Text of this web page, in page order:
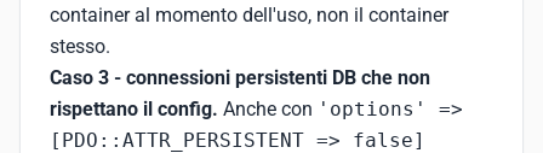
container al momento dell'uso, non il container
stesso.
Caso 3 - connessioni persistenti DB che non
rispettano il config. Anche con 'options' =>
[PDO::ATTR_PERSISTENT => false]